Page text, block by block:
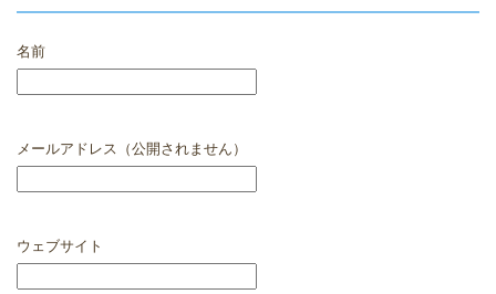
名前
メールアドレス（公開されません）
ウェブサイト